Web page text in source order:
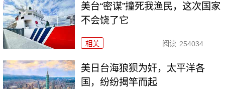
美台“密谋”撞死我渔民，这次国家
不会饶了它
相关 阅读 254034
美日台海狼狈为奸，太平洋各
国，纷纷揭竿而起